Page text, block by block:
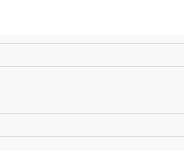
$33.000
Cristal Gota 38mm
Gota 38mm. Gota grande de 3,8cm.